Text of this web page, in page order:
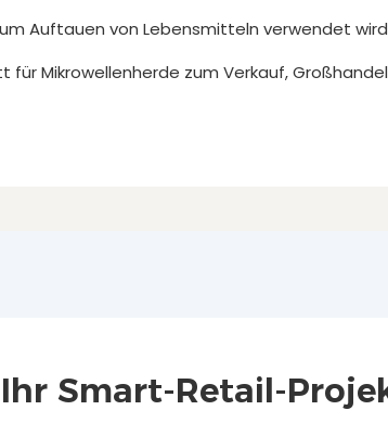
Auftauen von Lebensmitteln verwendet wird
für Mikrowellenherde zum Verkauf,
Smart-Retail-